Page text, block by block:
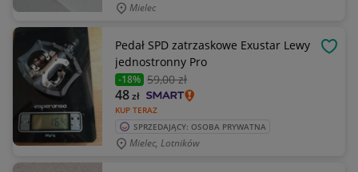
Mielec
Pedał SPD zatrzaskowe Exustar Lewy
jednostronny Pro
-18% 59,00 zł
KUP TERAZ
48zł
SPRZEDAJĄCY: OSOBA PRYWATNA
Mielec, Lotników